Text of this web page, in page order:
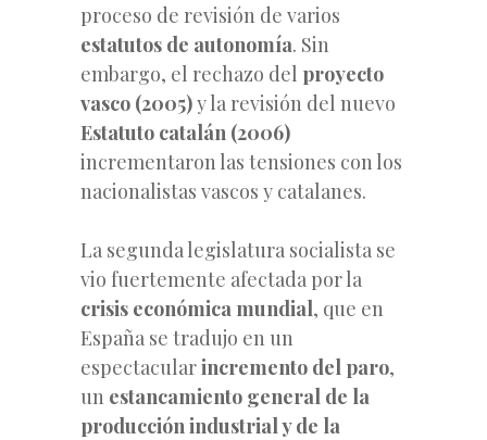
proceso de revisión de varios
estatutos de autonomía. Sin
embargo, el rechazo del proyecto
vasco (2005)y la revisión del nuevo
Estatuto catalán (2006)
incrementaron las tensiones con los
nacionalistas vascos y catalanes.
La segunda legislatura socialista se
vio fuertemente afectada por la
crisis económica mundial, que en
España se tradujo en un
espectacularincremento del paro,
un estancamiento general de la
producción industrial y de la